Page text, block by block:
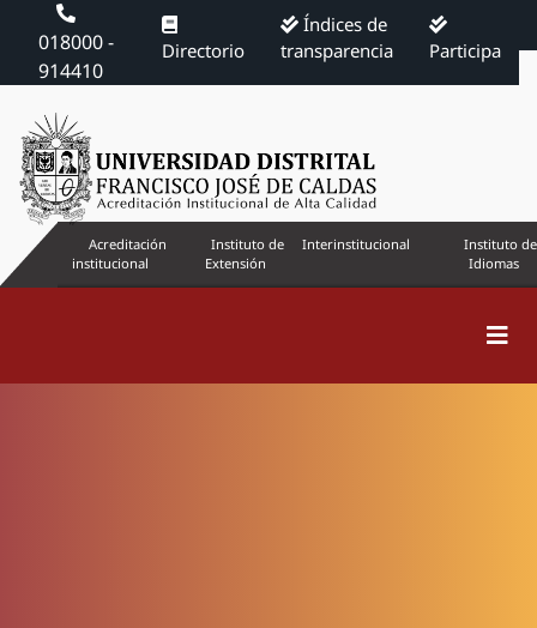
018000 -
914410
Directorio
Índices de
transparencia
Participa
Acreditación
institucional
Instituto de
Extensión
Interinstitucional
Instituto de
Idiomas